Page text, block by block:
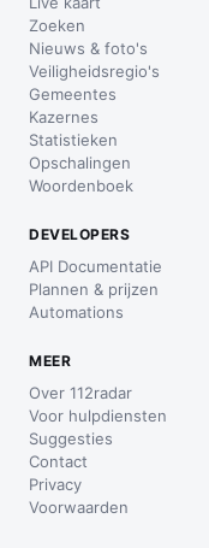
Zoeken
Nieuws & foto's
Veiligheidsregio's
Gemeentes
Kazernes
Statistieken
Opschalingen
Woordenboek
DEVELOPERS
API Documentatie
Plannen & prijzen
Automations
MEER
Over 112radar
Voor hulpdiensten
Suggesties
Contact
Privacy
Voorwaarden